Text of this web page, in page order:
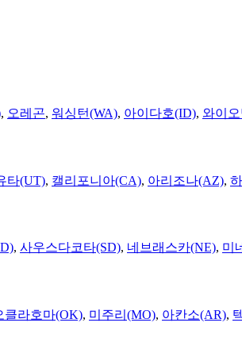
, 오레곤, 워싱턴(WA), 아이다호(ID), 와이
타(UT), 캘리포니아(CA), 아리조나(AZ),
, 사우스다코타(SD), 네브래스카(NE), 미
클라호마(OK), 미주리(MO), 아칸소(AR),